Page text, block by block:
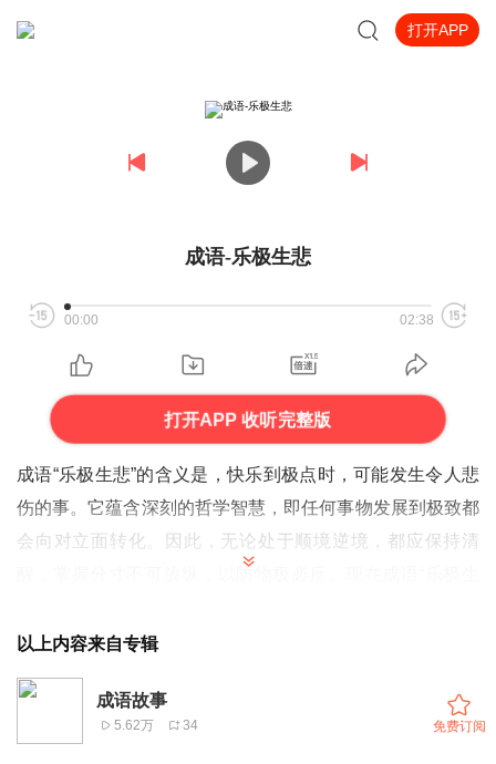
打开APP
成语-乐极生悲
00:00 02:38
打开APP 收听完整版
成语“乐极生悲”的含义是，快乐到极点时，可能发生令人悲
伤的事。它蕴含深刻的哲学智慧，即任何事物发展到极致都
会向对立面转化。因此，无论处于顺境逆境，都应保持清
情况。
文案 空灵
以上内容来自专辑
成语故事
5.62万 34 免费订阅